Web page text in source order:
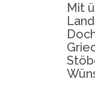
Mit